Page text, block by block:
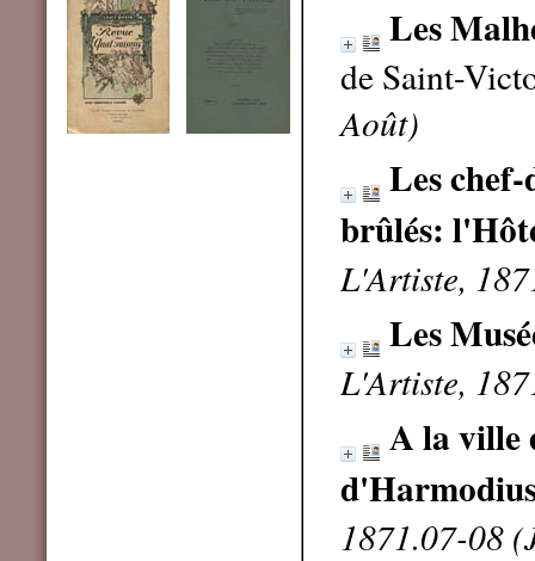
Les
de Saint-
Août)
Les
brûlés:
L'Artiste,
Les
L'Artiste,
A la ville
1871.07-08